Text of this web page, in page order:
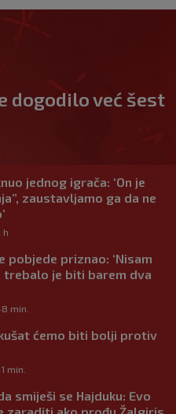
dogodilo već šest
jednog igrača: ‘On je
zaustavljamo ga da ne
h
pobjede priznao: ‘Nisam
trebalo je biti barem dva
min.
ćemo biti bolji protiv
min.
smiješi se Hajduku: Evo